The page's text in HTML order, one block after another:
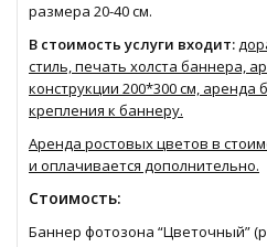
размера 20-40 см.
В стоимость услуги входит:
стиль, печать холста баннера,
конструкции 200*300 см, аренда
крепления к баннеру.
Аренда ростовых цветов в
и оплачивается дополнительно.
Стоимость:
Баннер фотозона “Цветочный”